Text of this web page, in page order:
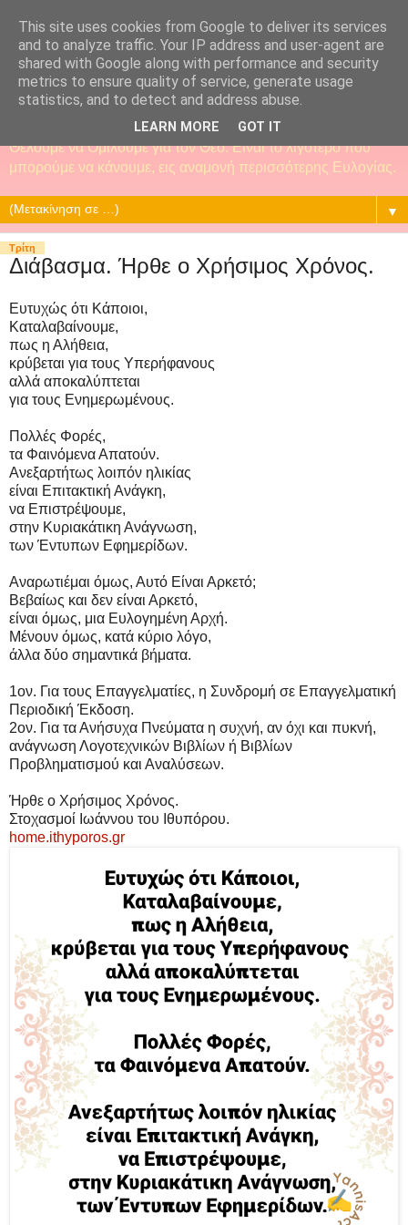
Θέλουμε να Ομιλούμε για τον Θεό. Είναι το λιγότερο που
μπορούμε να κάνουμε, εις αναμονή περισσότερης Ευλογίας.
▼
Τρίτη
Διάβασμα. Ήρθε ο Χρήσιμος Χρόνος.
Ευτυχώς ότι Κάποιοι,
Καταλαβαίνουμε,
πως η Αλήθεια,
κρύβεται για τους Υπερήφανους
αλλά αποκαλύπτεται
για τους Ενημερωμένους.
Πολλές Φορές,
τα Φαινόμενα Απατούν.
Ανεξαρτήτως λοιπόν ηλικίας
είναι Επιτακτική Ανάγκη,
να Επιστρέψουμε,
στην Κυριακάτικη Ανάγνωση,
των Έντυπων Εφημερίδων.
Αναρωτιέμαι όμως, Αυτό Είναι Αρκετό;
Βεβαίως και δεν είναι Αρκετό,
είναι όμως, μια Ευλογημένη Αρχή.
Μένουν όμως, κατά κύριο λόγο,
άλλα δύο σημαντικά βήματα.
1ον. Για τους Επαγγελματίες, η Συνδρομή σε Επαγγελματική
Περιοδική Έκδοση.
2ον. Για τα Ανήσυχα Πνεύματα η συχνή, αν όχι και πυκνή,
ανάγνωση Λογοτεχνικών Βιβλίων ή Βιβλίων
Προβληματισμού και Αναλύσεων.
Ήρθε ο Χρήσιμος Χρόνος.
Στοχασμοί Ιωάννου του Ιθυπόρου.
home.ithyporos.gr
This site uses cookies from Google to deliver its services
and to analyze traffic. Your IP address and user-agent are
shared with Google along with performance and security
metrics to ensure quality of service, generate usage
statistics, and to detect and address abuse.
LEARN MORE GOT IT